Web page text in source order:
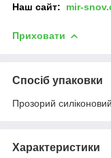
Наш сайт: mir-
Приховати
Спосіб упаковки
Прозорий
Характеристики